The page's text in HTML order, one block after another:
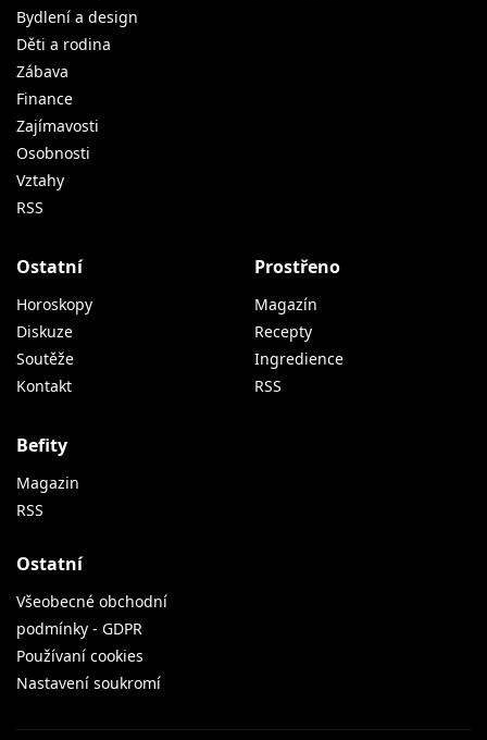
Bydlení a design
Děti a rodina
Zábava
Finance
Zajímavosti
Osobnosti
Vztahy
RSS
Ostatní
Horoskopy
Diskuze
Soutěže
Kontakt
Prostřeno
Magazín
Recepty
Ingredience
RSS
Befity
Magazin
RSS
Ostatní
Všeobecné obchodní
podmínky - GDPR
Používaní cookies
Nastavení soukromí